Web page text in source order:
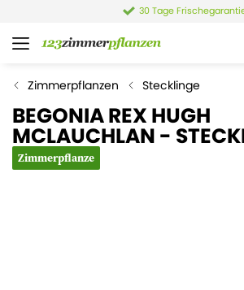
30 Tage Frischegarantie
Zimmerpflanzen Stecklinge
BEGONIA REX HUGH
MCLAUCHLAN -
Zimmerpflanze